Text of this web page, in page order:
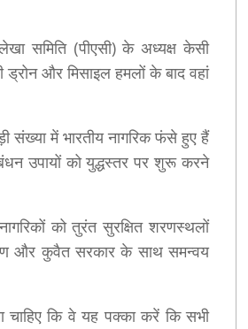
समिति (पीएसी) के अध्यक्ष केसी
और मिसाइल हमलों के बाद वहां
में भारतीय नागरिक फंसे हुए हैं
उपायों को युद्धस्तर पर शुरू करने
को तुरंत सुरक्षित शरणस्थलों
और कुवैत सरकार के साथ समन्वय
चाहिए कि वे यह पक्का करें कि सभी